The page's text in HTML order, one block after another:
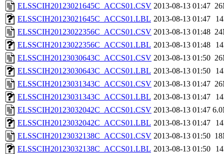
ELSSCIH20123021645C_ACCS01.CSV 2013-08-13 01:47
ELSSCIH20123021645C_ACCS01.LBL 2013-08-13 01:47
ELSSCIH20123022356C_ACCS01.CSV 2013-08-13 01:48
ELSSCIH20123022356C_ACCS01.LBL 2013-08-13 01:48
ELSSCIH20123030643C_ACCS01.CSV 2013-08-13 01:50
ELSSCIH20123030643C_ACCS01.LBL 2013-08-13 01:50
ELSSCIH20123031343C_ACCS01.CSV 2013-08-13 01:47
ELSSCIH20123031343C_ACCS01.LBL 2013-08-13 01:47
ELSSCIH20123032042C_ACCS01.CSV 2013-08-13 01:47
ELSSCIH20123032042C_ACCS01.LBL 2013-08-13 01:47
ELSSCIH20123032138C_ACCS01.CSV 2013-08-13 01:50
ELSSCIH20123032138C_ACCS01.LBL 2013-08-13 01:50